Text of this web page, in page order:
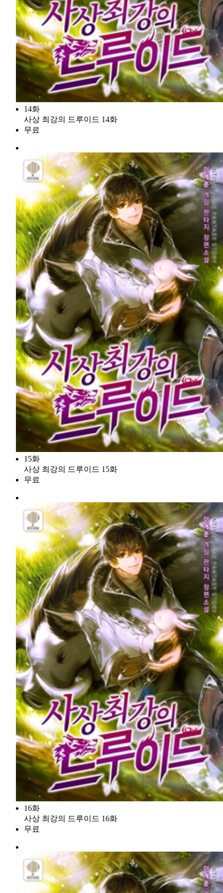
14화
사상 최강의 드루이드 14화
무료
15화
사상 최강의 드루이드 15화
무료
16화
사상 최강의 드루이드 16화
무료